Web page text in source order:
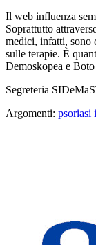
Il web influenza
Soprattutto
medici, infatti, sono
sulle terapie. È
Demoskopea e Boto
Segreteria
Argomenti: psoriasi